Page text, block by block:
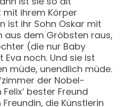
ihrem Körper
ist ihr Sohn Oskar mit
aus dem Gröbsten raus,
(die nur Baby
noch. Und sie ist
müde, unendlich müde.
der Nobel-
bester Freund
die Künstlerin